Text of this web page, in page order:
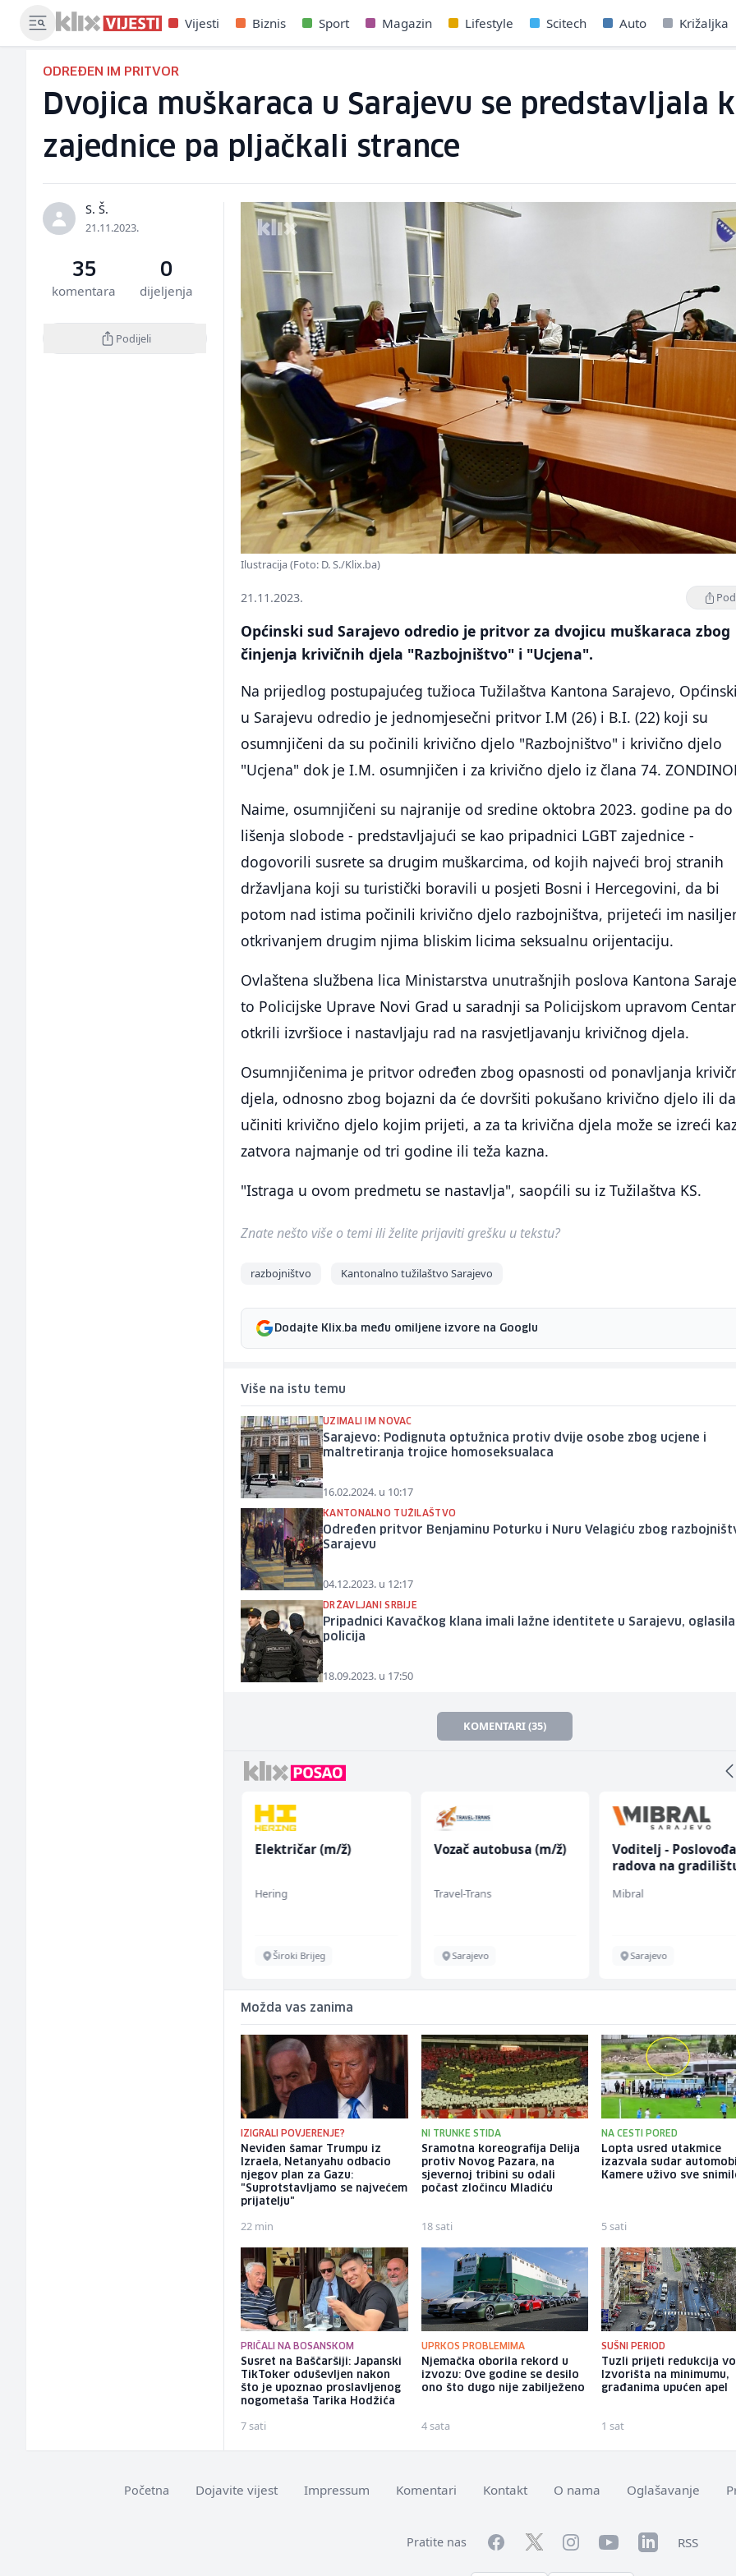
Vijesti Biznis Sport Magazin Lifestyle Scitech Auto Križaljka
ODREĐEN IM PRITVOR
Dvojica muškaraca u Sarajevu se predstavljala
zajednice pa pljačkali strance
S. Š.
21.11.2023.
35
komentara
0
dijeljenja
Podijeli
Ilustracija (Foto: D. S./Klix.ba)
21.11.2023.
Općinski sud Sarajevo odredio je pritvor za dvojicu muškaraca zbog
činjenja krivičnih djela "Razbojništvo" i "Ucjena".
Na prijedlog postupajućeg tužioca Tužilaštva Kantona Sarajevo,
u Sarajevu odredio je jednomjesečni pritvor I.M (26) i B.I. (22) koji su
osumnjičeni da su počinili krivično djelo "Razbojništvo" i krivično djelo
"Ucjena" dok je I.M. osumnjičen i za krivično djelo iz člana 74.
Naime, osumnjičeni su najranije od sredine oktobra 2023. godine pa do
lišenja slobode - predstavljajući se kao pripadnici LGBT zajednice -
dogovorili susrete sa drugim muškarcima, od kojih najveći broj stranih
državljana koji su turistički boravili u posjeti Bosni i Hercegovini, da bi
potom nad istima počinili krivično djelo razbojništva, prijeteći im
otkrivanjem drugim njima bliskim licima seksualnu orijentaciju.
Ovlaštena službena lica Ministarstva unutrašnjih poslova Kantona
to Policijske Uprave Novi Grad u saradnji sa Policijskom upravom
otkrili izvršioce i nastavljaju rad na rasvjetljavanju krivičnog djela.
Osumnjičenima je pritvor određen zbog opasnosti od ponavljanja
djela, odnosno zbog bojazni da će dovršiti pokušano krivično djelo ili
učiniti krivično djelo kojim prijeti, a za ta krivična djela može se izreći
zatvora najmanje od tri godine ili teža kazna.
"Istraga u ovom predmetu se nastavlja", saopćili su iz Tužilaštva KS.
Znate nešto više o temi ili želite prijaviti grešku u tekstu?
razbojništvo Kantonalno tužilaštvo Sarajevo
Dodajte Klix.ba među omiljene izvore na Googlu
Više na istu temu
UZIMALI IM NOVAC
Sarajevo: Podignuta optužnica protiv dvije osobe zbog ucjene i
maltretiranja trojice homoseksualaca
16.02.2024. u 10:17
KANTONALNO TUŽILAŠTVO
Određen pritvor Benjaminu Poturku i Nuru Velagiću zbog
Sarajevu
04.12.2023. u 12:17
DRŽAVLJANI SRBIJE
Pripadnici Kavačkog klana imali lažne identitete u Sarajevu,
policija
18.09.2023. u 17:50
KOMENTARI (35)
Električar (m/ž)
Hering
Široki Brijeg
Vozač autobusa (m/ž)
Travel-Trans
Sarajevo
Voditelj - Poslovođa
radova na
Mibral
Sarajevo
Možda vas zanima
IZIGRALI POVJERENJE?
Neviđen šamar Trumpu iz
Izraela, Netanyahu odbacio
njegov plan za Gazu:
"Suprotstavljamo se najvećem
prijatelju"
22 min
NI TRUNKE STIDA
Sramotna koreografija Delija
protiv Novog Pazara, na
sjevernoj tribini su odali
počast zločincu Mladiću
18 sati
NA CESTI PORED
Lopta usred utakmice
izazvala sudar
Kamere uživo sve
5 sati
PRIČALI NA BOSANSKOM
Susret na Baščaršiji: Japanski
TikToker oduševljen nakon
što je upoznao proslavljenog
nogometaša Tarika Hodžića
7 sati
UPRKOS PROBLEMIMA
Njemačka oborila rekord u
izvozu: Ove godine se desilo
ono što dugo nije zabilježeno
4 sata
SUŠNI PERIOD
Tuzli prijeti redukcija
Izvorišta na minimumu,
građanima upućen apel
1 sat
Početna Dojavite vijest Impressum Komentari Kontakt O nama Oglašavanje
Pratite nas FacebookTwitterInstagramYouTubeLinkedInRSS